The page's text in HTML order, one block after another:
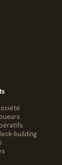
building